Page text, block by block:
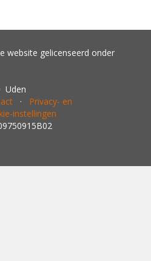
website gelicenseerd onder
Uden
· Privacy- en
instellingen